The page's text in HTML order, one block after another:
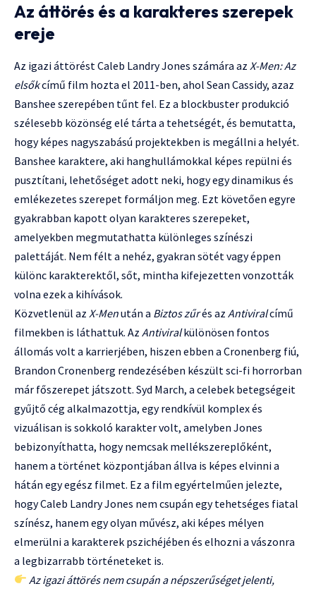
Az áttörés és a karakteres szerepek
ereje
Az igazi áttörést Caleb Landry Jones számára az X-Men: Az
elsőkcímű film hozta el 2011-ben, ahol Sean Cassidy, azaz
Banshee szerepében tűnt fel. Ez a blockbuster produkció
szélesebb közönség elé tárta a tehetségét, és bemutatta,
hogy képes nagyszabású projektekben is megállni a helyét.
Banshee karaktere, aki hanghullámokkal képes repülni és
pusztítani, lehetőséget adott neki, hogy egy dinamikus és
emlékezetes szerepet formáljon meg. Ezt követően egyre
gyakrabban kapott olyan karakteres szerepeket,
amelyekben megmutathatta különleges színészi
palettáját. Nem félt a nehéz, gyakran sötét vagy éppen
különc karakterektől, sőt, mintha kifejezetten vonzották
volna ezek a kihívások.
Közvetlenül az X-Menután a Biztos zűrés az Antiviralcímű
filmekben is láthattuk. Az Antiviralkülönösen fontos
állomás volt a karrierjében, hiszen ebben a Cronenberg fiú,
Brandon Cronenberg rendezésében készült sci-fi horrorban
már főszerepet játszott. Syd March, a celebek betegségeit
gyűjtő cég alkalmazottja, egy rendkívül komplex és
vizuálisan is sokkoló karakter volt, amelyben Jones
bebizonyíthatta, hogy nemcsak mellékszereplőként,
hanem a történet központjában állva is képes elvinni a
hátán egy egész filmet. Ez a film egyértelműen jelezte,
hogy Caleb Landry Jones nem csupán egy tehetséges fiatal
színész, hanem egy olyan művész, aki képes mélyen
elmerülni a karakterek pszichéjében és elhozni a vászonra
a legbizarrabb történeteket is.
Az igazi áttörés nem csupán a népszerűséget jelenti,